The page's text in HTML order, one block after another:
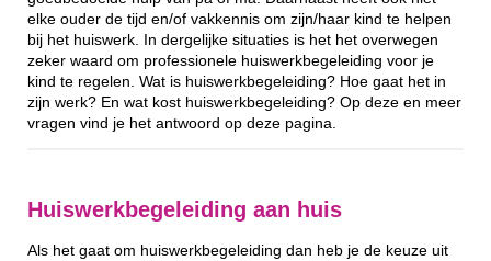
elke ouder de tijd en/of vakkennis om zijn/haar kind te helpen
bij het huiswerk. In dergelijke situaties is het het overwegen
zeker waard om professionele huiswerkbegeleiding voor je
kind te regelen. Wat is huiswerkbegeleiding? Hoe gaat het in
zijn werk? En wat kost huiswerkbegeleiding? Op deze en meer
vragen vind je het antwoord op deze pagina.
Huiswerkbegeleiding aan huis
Als het gaat om huiswerkbegeleiding dan heb je de keuze uit